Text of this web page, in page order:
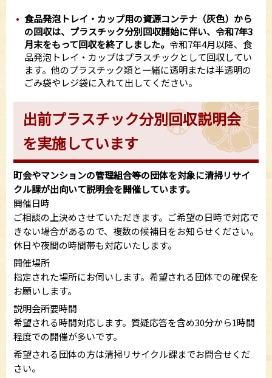
食品発泡トレイ・カップ用の資源コンテナ（灰色）から
の回収は、プラスチック分別回収開始に伴い、令和7年3
月末をもって回収を終了しました。 令和7年4月以降、食
品発泡トレイ・カップはプラスチックとして回収してい
ます。他のプラスチック類と一緒に透明または半透明の
ごみ袋やレジ袋に入れて出してください。
出前プラスチック分別回収説明会
を実施しています
町会やマンションの管理組合等の団体を対象に清掃リサイ
クル課が出向いて説明会を開催しています。
開催日時
ご相談の上決めさせていただきます。ご希望の日時で対応で
きない場合があるので、複数の候補日をお知らせください。
休日や夜間の時間帯も対応いたします。
開催場所
指定された場所にお伺いします。希望される団体での確保を
お願いします。
説明会所要時間
希望される時間対応します。質疑応答を含め30分から1時間
程度での開催が多いです。
希望される団体の方は清掃リサイクル課までお問合せくだ
さい。